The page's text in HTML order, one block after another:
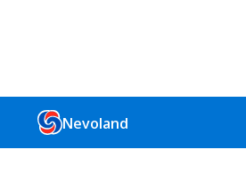
Nevoland